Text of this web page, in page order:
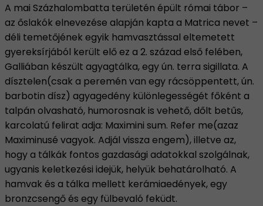
A mai Százhalombatta területén épült római tábor –
az őslakók elnevezése alapján kapta a Matrica nevet –
déli temetőjének egyik hamvasztással eltemetett
gyereksírjából került elő ez a 2. század első felében,
Galliában készült agyagtálka, egy ún. terra sigillata. A
dísztelen(csak a peremén van egy rácsöppentett, ún.
barbotin dísz) agyagedény különlegességét főként a
talpán olvasható, humorosnak is vehető, dőlt betűs,
karcolatú felirat adja: Maximini sum. Refer me(azaz
Maximinusé vagyok. Adjál vissza engem), illetve az,
hogy a tálkák fontos gazdasági adatokkal szolgálnak,
ugyanis keletkezési idejük, helyük behatárolható. A
hamvak és a tálka mellett kerámiaedények, egy
bronzcsengő és egy fülbevaló feküdt.